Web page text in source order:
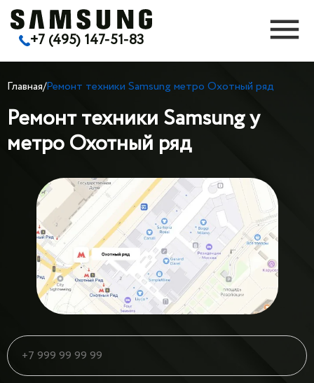
+7 (495) 147-51-83
Ремонт техники Samsung у
метро Охотный ряд
Главная/Ремонт техники Samsung метро Охотный ряд